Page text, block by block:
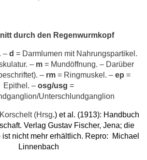
durch den Regenwurmkopf
– d = Darmlumen mit Nahrungspartikel.
– m= Mundöffnung. – Darüber
– rm = Ringmuskel. – ep =
Epithel. – osg/usg =
Unterschlundganglion
(Hrsg.) et al. (1913): Handbuch
Verlag Gustav Fischer, Jena; die
nicht mehr erhältlich. Repro:
Michael
Linnenbach